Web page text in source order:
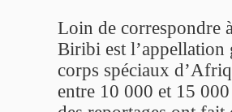
Loin de correspondre
Biribi est l’appellation
corps spéciaux
entre 10 000 et 15